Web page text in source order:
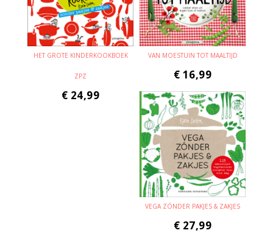
HET GROTE KINDERKOOKBOEK
ZPZ
€ 24,99
VAN MOESTUIN TOT MAALTIJD
€ 16,99
VEGA ZÓNDER PAKJES & ZAKJES
€ 27,99